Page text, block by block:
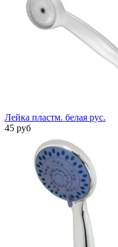
Лейка пластм. белая рус.
45 руб